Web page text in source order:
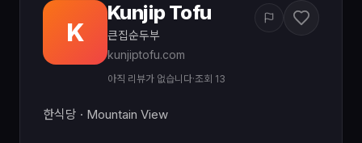
K
Kunjip Tofu
큰집순두부
kunjiptofu.com
아직 리뷰가 없습니다·조회 13
한식당 · Mountain View